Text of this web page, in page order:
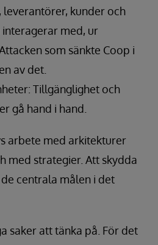
leverantörer, kunder och
med, ur
som sänkte Coop i
av det.
Tillgänglighet och
gå hand i hand.
arbete med arkitekturer
med strategier. Att skydda
centrala målen i det
saker att tänka på. För det